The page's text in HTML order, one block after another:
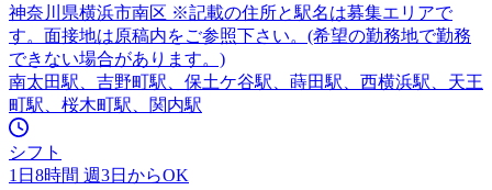
神奈川県横浜市南区 ※記載の住所と駅名は募集エリアで
す。面接地は原稿内をご参照下さい。(希望の勤務地で勤務
できない場合があります。)
南太田駅、吉野町駅、保土ケ谷駅、蒔田駅、西横浜駅、天王
町駅、桜木町駅、関内駅
シフト
1日8時間 週3日からOK